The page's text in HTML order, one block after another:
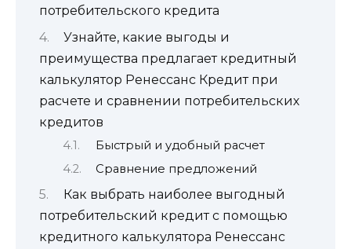
потребительского кредита
Узнайте, какие выгоды и
преимущества предлагает кредитный
калькулятор Ренессанс Кредит при
расчете и сравнении потребительских
кредитов
Быстрый и удобный расчет
Сравнение предложений
Как выбрать наиболее выгодный
потребительский кредит с помощью
кредитного калькулятора Ренессанс